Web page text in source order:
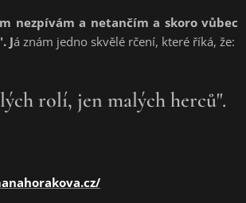
nezpívám a netančím a skoro vůbec
Já znám jedno skvělé rčení, které říká, že:
rolí, jen malých herců".